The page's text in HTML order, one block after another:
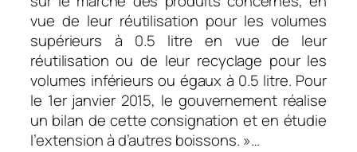
vue de leur réutilisation pour les volumes
supérieurs à 0.5 litre en vue de leur
réutilisation ou de leur recyclage pour les
volumes inférieurs ou égaux à 0.5 litre. Pour
le 1er janvier 2015, le gouvernement réalise
un bilan de cette consignation et en étudie
l’extension à d’autres boissons. »…